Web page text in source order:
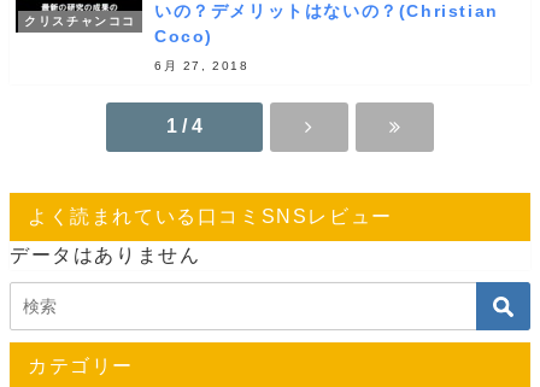
クリスチャンココ
いの？デメリットはないの？(Christian
Coco)
6月 27, 2018
1 / 4
よく読まれている口コミSNSレビュー
データはありません
カテゴリー